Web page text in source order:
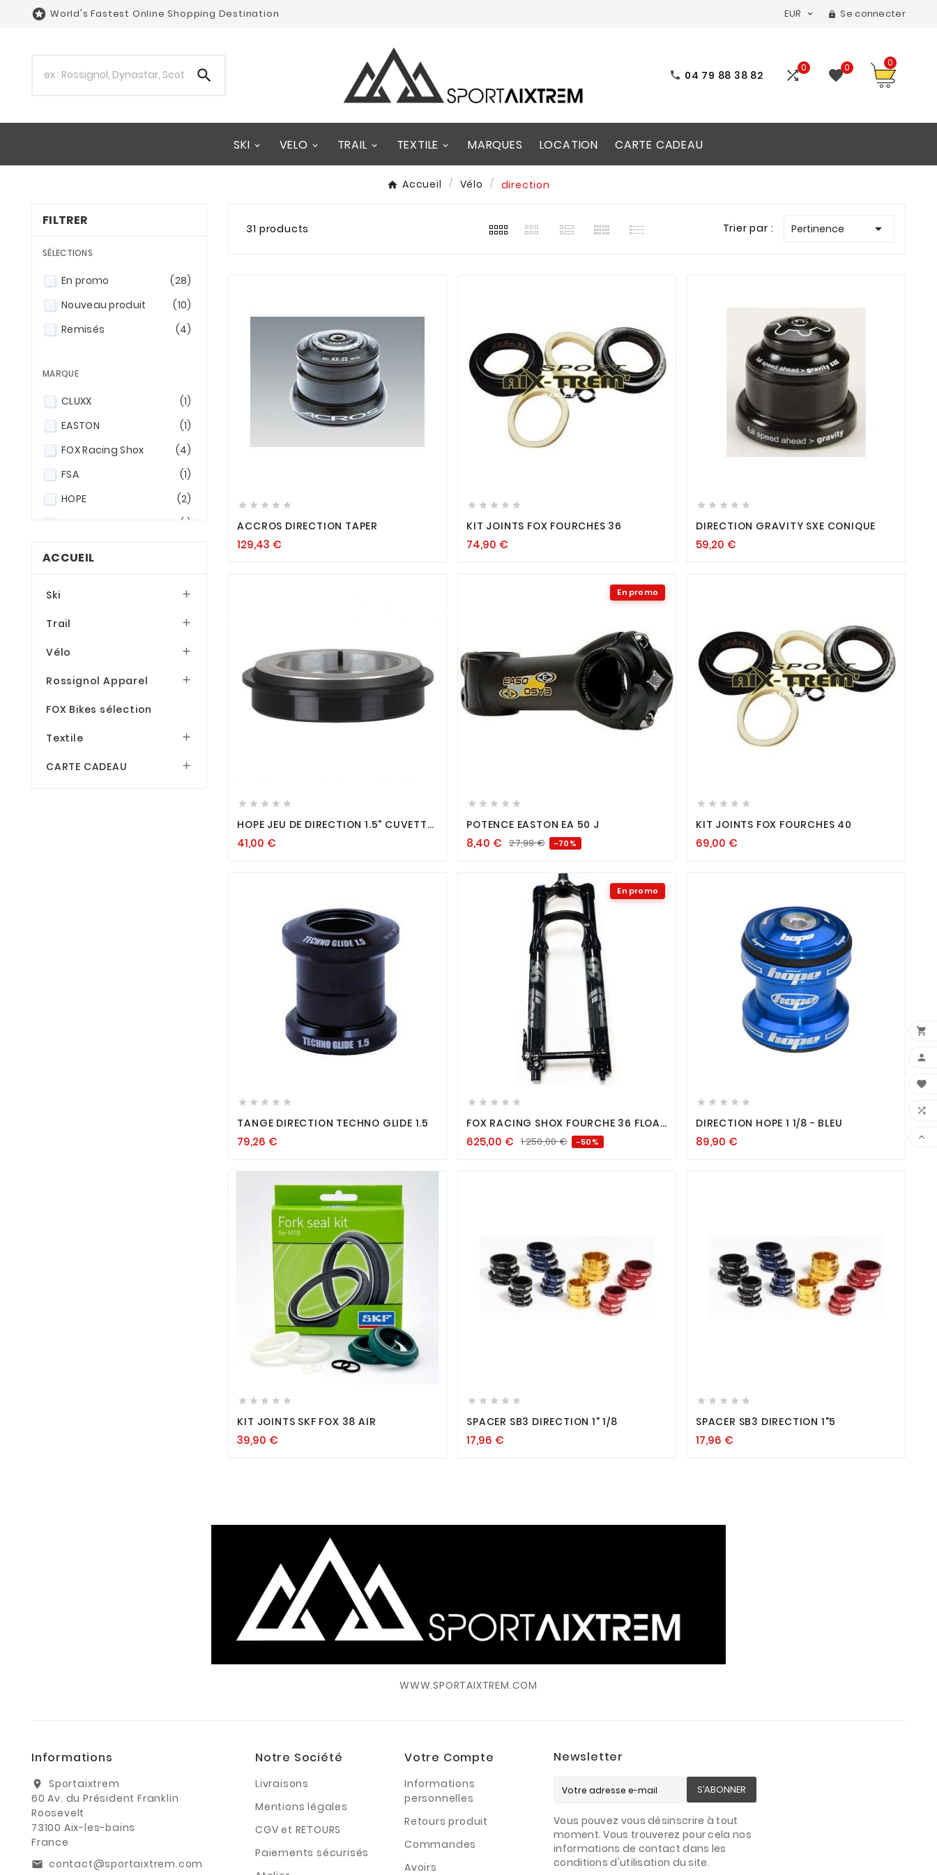
 World's Fastest Online Shopping Destination EUR   Se connecter
  04 79 88 38 82 0 0 0
SKI VELO TRAIL TEXTILE MARQUES LOCATION CARTE CADEAU
Accueil Vélo direction
FILTRER
SÉLECTIONS
En promo
(28)
Nouveau produit
(10)
Remisés
(4)
MARQUE
CLUXX
(1)
EASTON
(1)
FOX Racing Shox
(4)
FSA
(1)
HOPE
(2)
(1)
(3)
SP sport products
(3)
SYNCROS
(8)
ACCUEIL
Ski 
Trail 
Vélo 
Rossignol Apparel 
FOX Bikes sélection
Textile 
CARTE CADEAU 
31 products Trier par : Pertinence 
    
ACCROS DIRECTION TAPER
129,43€
    
KIT JOINTS FOX FOURCHES 36
74,90€
    
DIRECTION GRAVITY SXE CONIQUE
59,20€
    
HOPE JEU DE DIRECTION 1.5" CUVETTE
41,00€
En promo
    
POTENCE EASTON EA 50 J
8,40€ 27,99€ -70%
    
KIT JOINTS FOX FOURCHES 40
69,00€
    
TANGE DIRECTION TECHNO GLIDE 1.5
79,26€
En promo
   
    
FOX RACING SHOX FOURCHE 36 FLOAT
29" PERFORMANCE 160MM BOOST
15X110MM
625,00€ 1 250,00€ -50%
    
DIRECTION HOPE 1 1/8 - BLEU
89,90€
 
    
KIT JOINTS SKF FOX 38 AIR
39,90€
    
SPACER SB3 DIRECTION 1" 1/8
17,96€
    
SPACER SB3 DIRECTION 1"5
17,96€
WWW.SPORTAIXTREM.COM
Informations
location_on
Sportaixtrem
60 Av. du Président Franklin
Roosevelt
73100 Aix-les-bains
France
email contact@sportaixtrem.com
Notre Société
Livraisons
Mentions légales
CGV et RETOURS
Paiements sécurisés
Votre Compte
Informations
personnelles
Retours produit
Commandes
Avoirs
Newsletter
S’ABONNER
Vous pouvez vous désinscrire à tout
moment. Vous trouverez pour cela nos
informations de contact dans les
conditions d'utilisation du site.




